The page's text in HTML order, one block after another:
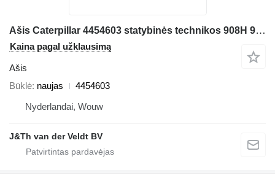
Ašis Caterpillar 4454603 statybinės technikos 908H 908K 908M 908H2
Kaina pagal užklausimą
Ašis
Būklė naujas
4454603
Nyderlandai, Wouw
J&Th van der Veldt BV